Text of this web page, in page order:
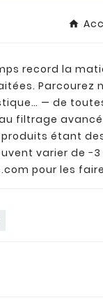
record la
Parcourez
— de
filtrage
étant
varier de
pour les